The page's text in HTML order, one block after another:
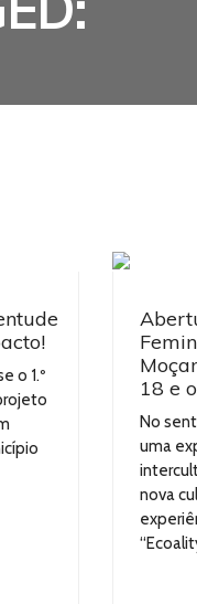
o 1.º
18 e
No
uma
nova